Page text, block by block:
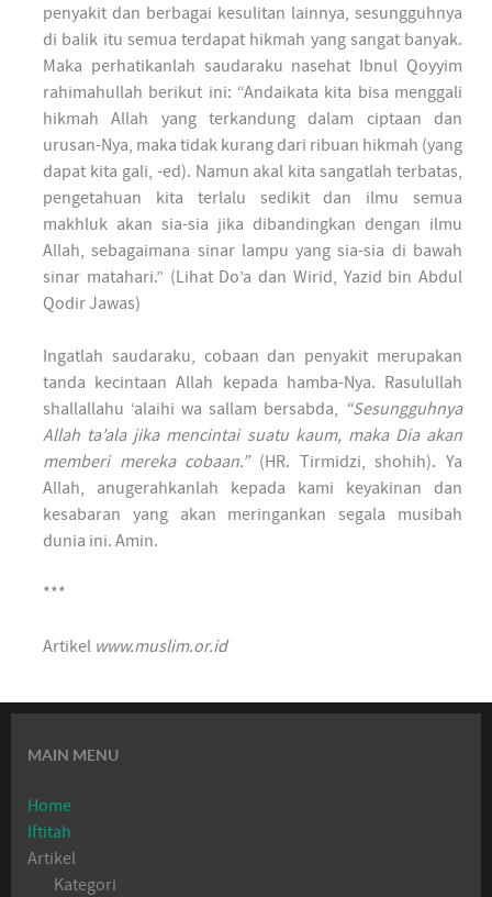
penyakit dan berbagai kesulitan lainnya, sesungguhnya
di balik itu semua terdapat hikmah yang sangat banyak.
Maka perhatikanlah saudaraku nasehat Ibnul Qoyyim
rahimahullah berikut ini: “Andaikata kita bisa menggali
hikmah Allah yang terkandung dalam ciptaan dan
urusan-Nya, maka tidak kurang dari ribuan hikmah (yang
dapat kita gali, -ed). Namun akal kita sangatlah terbatas,
pengetahuan kita terlalu sedikit dan ilmu semua
makhluk akan sia-sia jika dibandingkan dengan ilmu
Allah, sebagaimana sinar lampu yang sia-sia di bawah
sinar matahari.” (Lihat Do’a dan Wirid, Yazid bin Abdul
Qodir Jawas)
Ingatlah saudaraku, cobaan dan penyakit merupakan
tanda kecintaan Allah kepada hamba-Nya. Rasulullah
shallallahu ‘alaihi wa sallam bersabda, “Sesungguhnya
Allah ta’ala jika mencintai suatu kaum, maka Dia akan
memberi mereka cobaan.” (HR. Tirmidzi, shohih). Ya
Allah, anugerahkanlah kepada kami keyakinan dan
kesabaran yang akan meringankan segala musibah
dunia ini. Amin.
***
Artikel www.muslim.or.id
MAIN MENU
Home
Iftitah
Artikel
Kategori